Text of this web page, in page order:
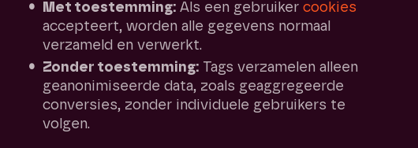
Met toestemming:Als een gebruiker cookies
accepteert, worden alle gegevens normaal
verzameld en verwerkt.
Zonder toestemming:Tags verzamelen alleen
geanonimiseerde data, zoals geaggregeerde
conversies, zonder individuele gebruikers te
volgen.